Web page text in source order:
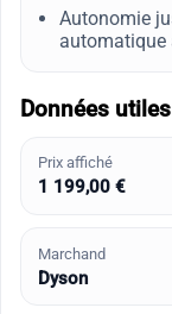
Autonomie
automatique
Données utiles
Prix affiché
1 199,00 €
Marchand
Dyson